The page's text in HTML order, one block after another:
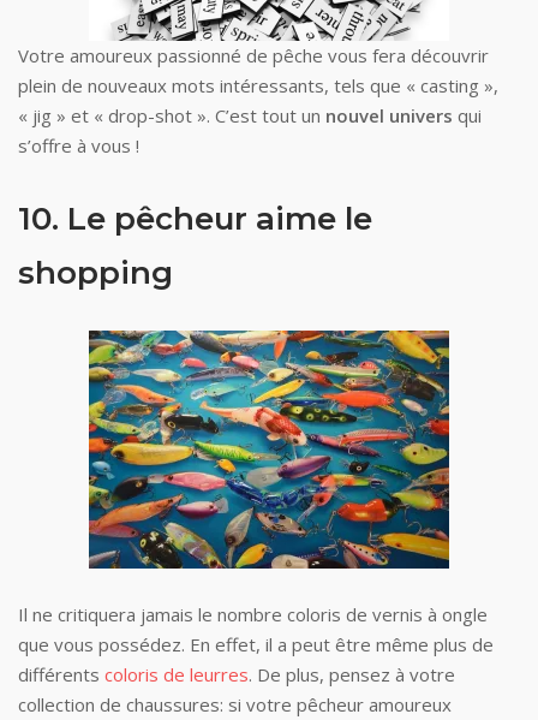
Votre amoureux passionné de pêche vous fera découvrir
plein de nouveaux mots intéressants, tels que « casting »,
« jig » et « drop-shot ». C’est tout un nouvel univers qui
s’offre à vous !
10. Le pêcheur aime le
shopping
Il ne critiquera jamais le nombre coloris de vernis à ongle
que vous possédez. En effet, il a peut être même plus de
différents coloris de leurres. De plus, pensez à votre
collection de chaussures: si votre pêcheur amoureux